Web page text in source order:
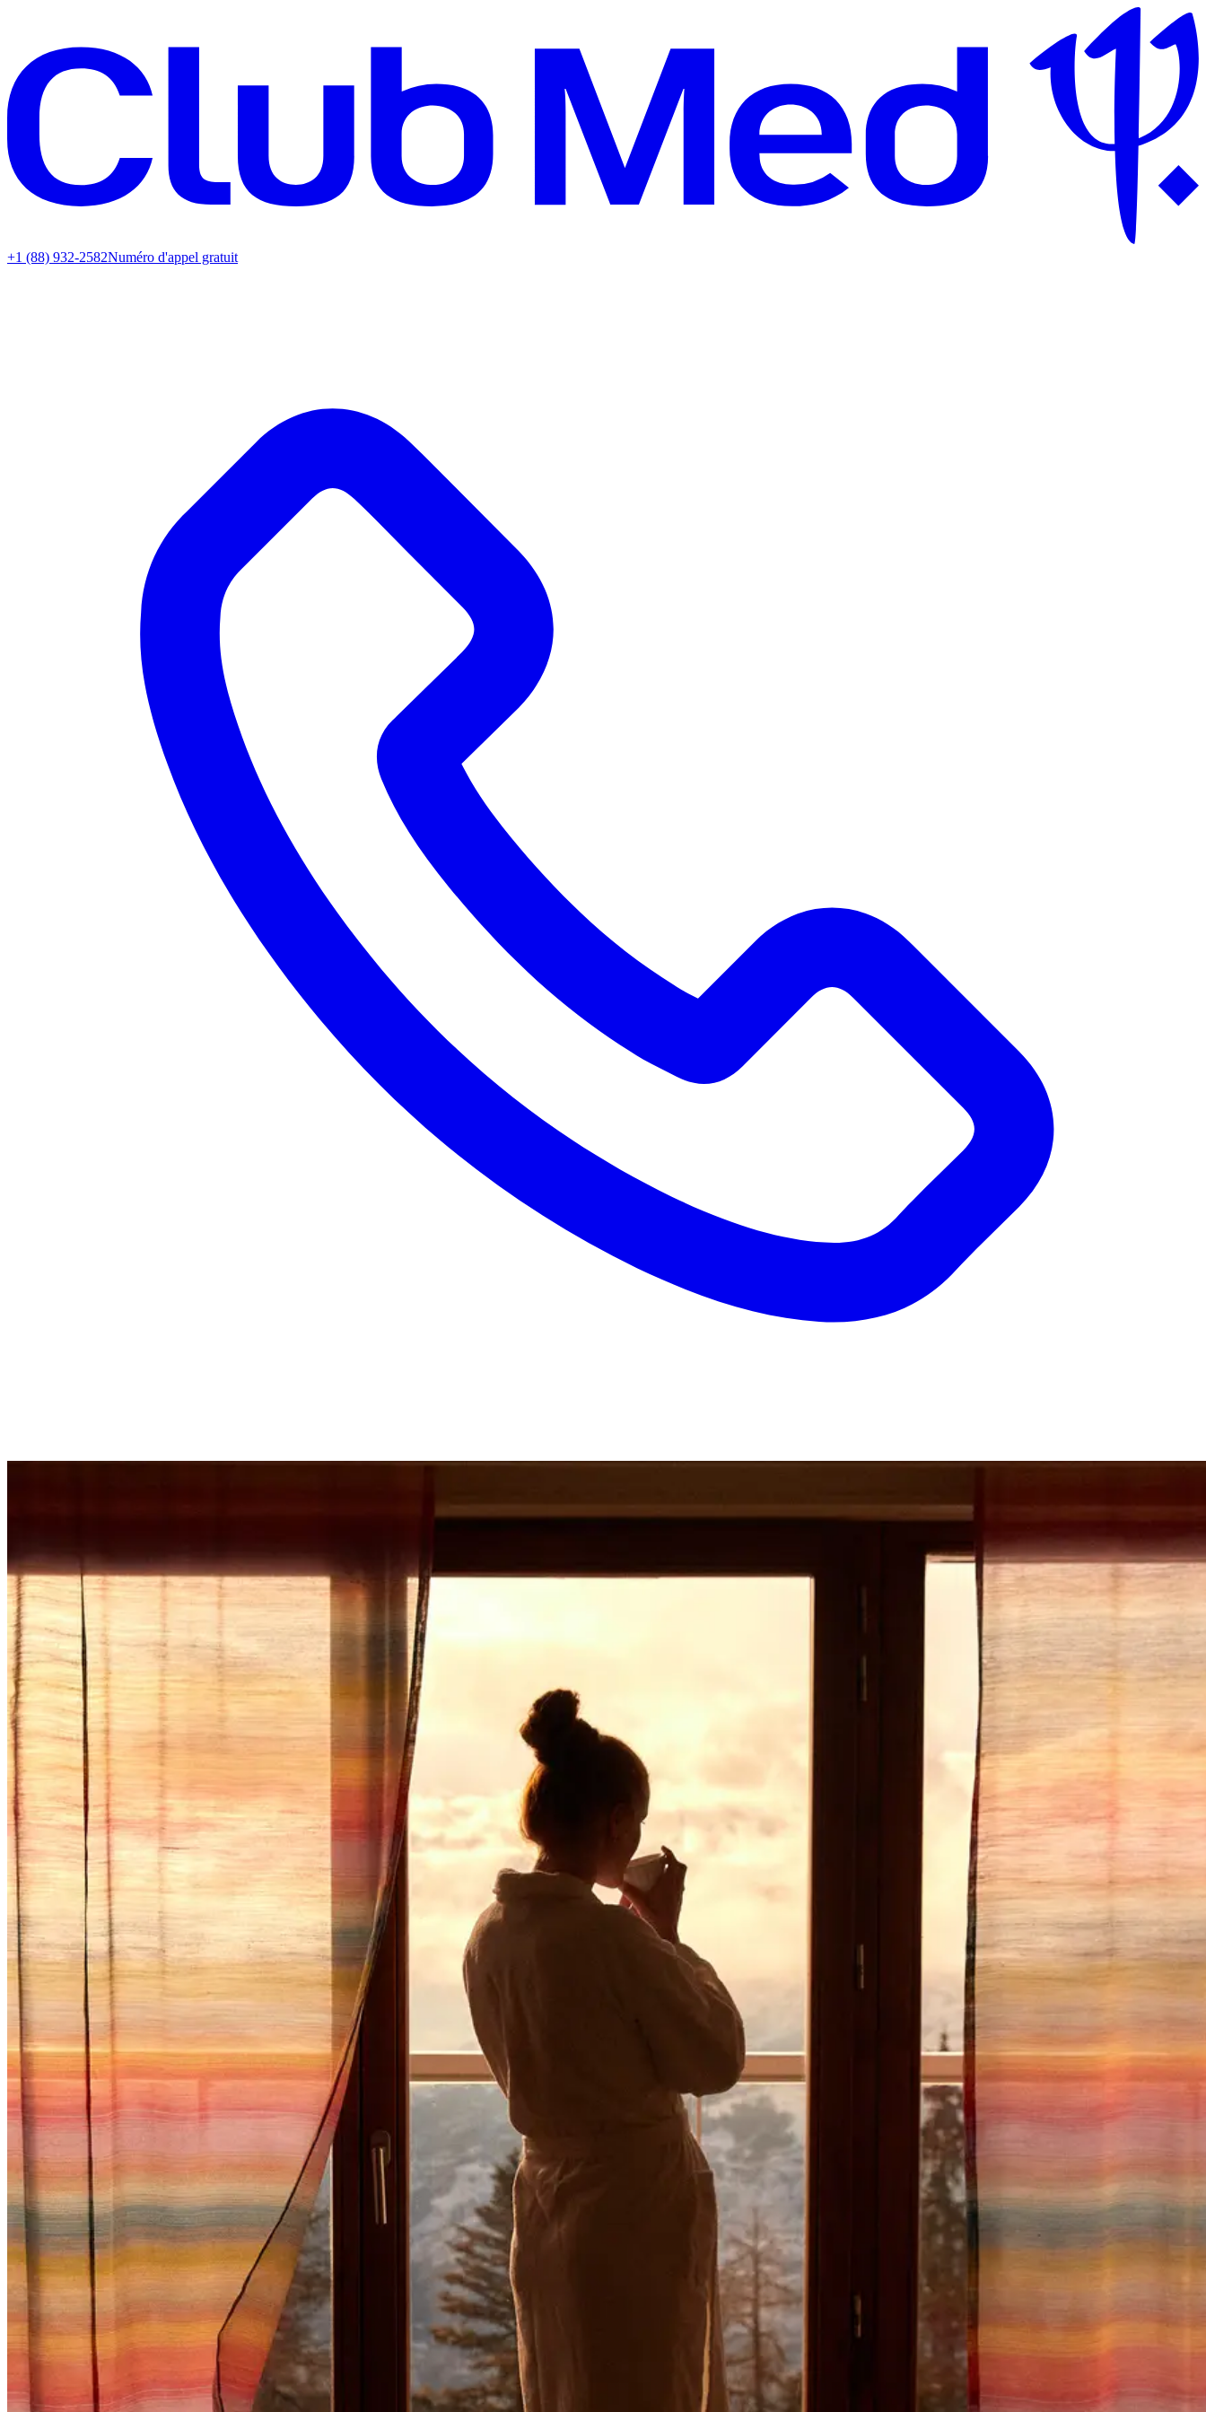
+1 (88) 932-2582Numéro d'appel gratuit